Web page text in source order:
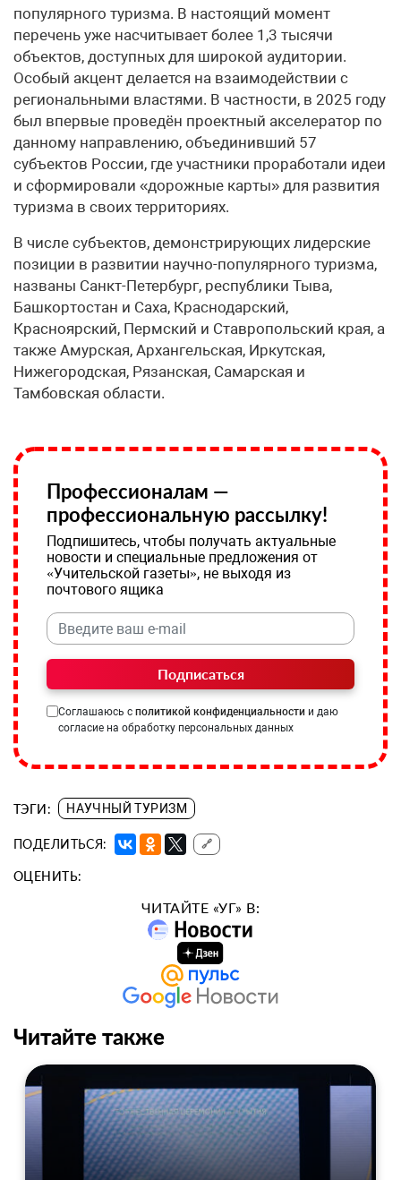
популярного туризма. В настоящий момент
перечень уже насчитывает более 1,3 тысячи
объектов, доступных для широкой аудитории.
Особый акцент делается на взаимодействии с
региональными властями. В частности, в 2025 году
был впервые проведён проектный акселератор по
данному направлению, объединивший 57
субъектов России, где участники проработали идеи
и сформировали «дорожные карты» для развития
туризма в своих территориях.
В числе субъектов, демонстрирующих лидерские
позиции в развитии научно-популярного туризма,
названы Санкт-Петербург, республики Тыва,
Башкортостан и Саха, Краснодарский,
Красноярский, Пермский и Ставропольский края, а
также Амурская, Архангельская, Иркутская,
Нижегородская, Рязанская, Самарская и
Тамбовская области.
Профессионалам —
профессиональную рассылку!
Подпишитесь, чтобы получать актуальные
новости и специальные предложения от
«Учительской газеты», не выходя из
почтового ящика
Подписаться
Соглашаюсь с политикой конфиденциальности и даю
согласие на обработку персональных данных
ТЭГИ: НАУЧНЫЙ ТУРИЗМ
ПОДЕЛИТЬСЯ: 🔗
ОЦЕНИТЬ:
ЧИТАЙТЕ «УГ» В:
Читайте также